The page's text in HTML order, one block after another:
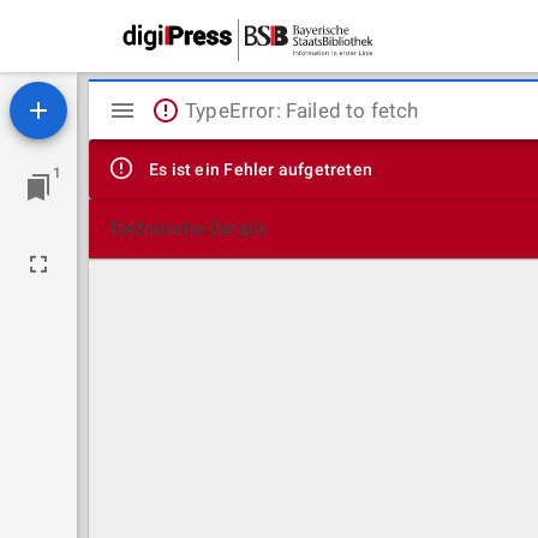
1
Mirador
Viewer
TypeError: Failed to fetch
Es ist ein Fehler aufgetreten
Technische Details